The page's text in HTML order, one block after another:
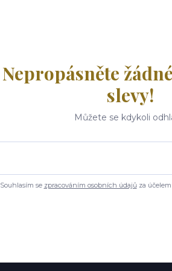
Nepropásněte
slevy!
Můžete se kdykoli
Souhlasím se zpracováním osobních údajůza účelem